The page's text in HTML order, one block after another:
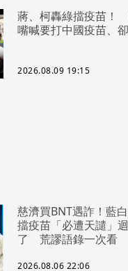
蔣、柯轟綠擋疫苗！
嘴喊要打中國疫苗、
2026.08.09 19:15
慈濟買BNT遇詐！藍
擋疫苗「必遭天譴」
了 荒謬語錄一次看
2026.08.06 22:06